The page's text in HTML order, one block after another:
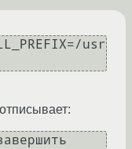
usr